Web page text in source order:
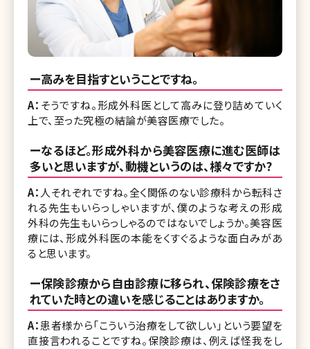
ー高みを目指すということですね。
A： そうですね。形成外科医として高みに登り詰めていく
上で、至った究極の結論が美容医療でした。
ーなるほど。形成外科から美容医療に進む医師は
多いと思いますが、動機というのは、様々ですか?
A： 人それぞれですね。全く関係のない診療科から転科さ
れる先生もいらっしゃいますが、僕のような考えの形成
外科の先生もいらっしゃるのではないでしょうか。美容医
療には、形成外科医の本能をくすぐるような面白みがあ
ると思います。
ー保険診療から自由診療に移られ、保険診療をさ
れていた時との違いを感じることはありますか。
A：患者様から「こういう治療をして欲しい」という要望を
直接言われることですね。保険診療は、例えば怪我をし